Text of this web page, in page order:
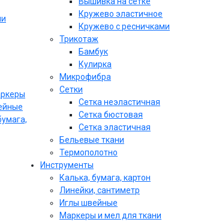
Кружево эластичное
Кружево с ресничками
Трикотаж
Бамбук
Кулирка
Микрофибра
Сетки
Сетка неэластичная
Сетка бюстовая
Сетка эластичная
Бельевые ткани
Термополотно
Инструменты
Калька, бумага, картон
Линейки, сантиметр
Иглы швейные
Маркеры и мел для ткани